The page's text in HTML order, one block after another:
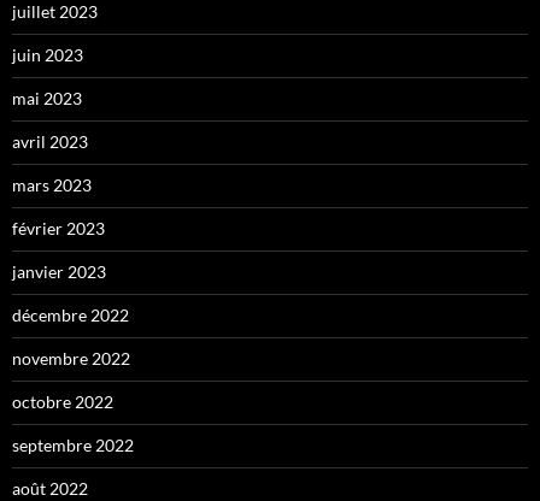
juillet 2023
juin 2023
mai 2023
avril 2023
mars 2023
février 2023
janvier 2023
décembre 2022
novembre 2022
octobre 2022
septembre 2022
août 2022